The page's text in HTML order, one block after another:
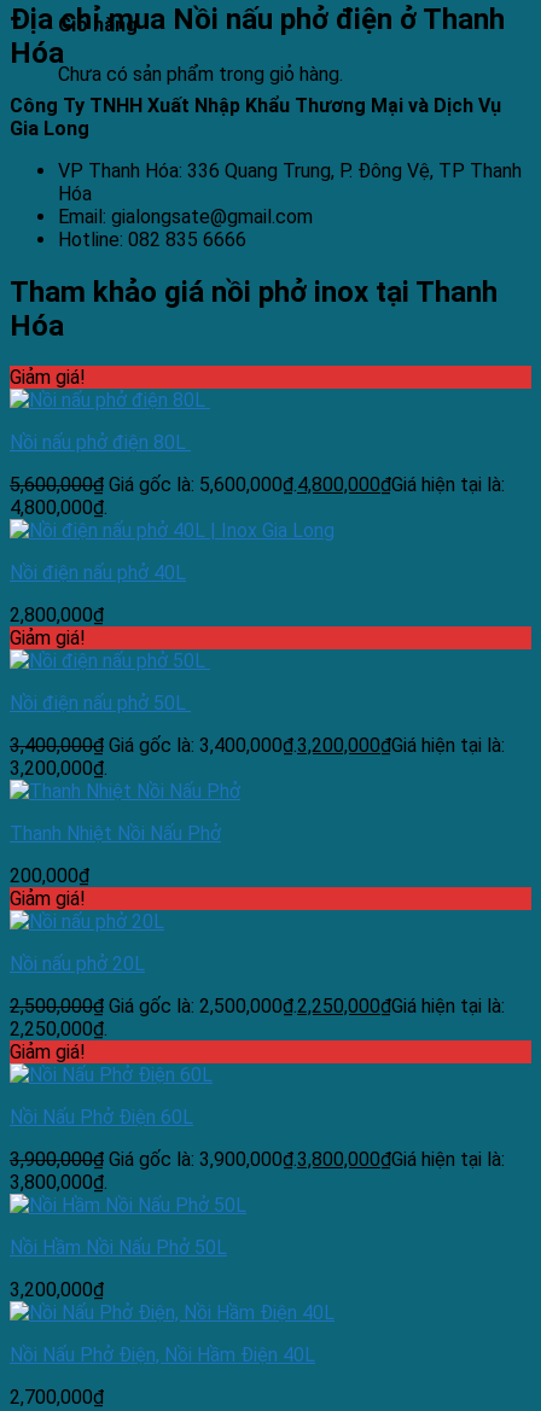
Giỏ hàng
Chưa có sản phẩm trong giỏ hàng.
Địa chỉ mua Nồi nấu phở điện ở Thanh
Hóa
Công Ty TNHH Xuất Nhập Khẩu Thương Mại và Dịch Vụ
Gia Long
VP Thanh Hóa: 336 Quang Trung, P. Đông Vệ, TP Thanh
Hóa
Email: gialongsate@gmail.com
Hotline: 082 835 6666
Tham khảo giá nồi phở inox tại Thanh
Hóa
Giảm giá!
Nồi nấu phở điện 80L
5,600,000₫ Giá gốc là: 5,600,000₫.4,800,000₫Giá hiện tại là:
4,800,000₫.
Nồi điện nấu phở 40L
2,800,000₫
Giảm giá!
Nồi điện nấu phở 50L
3,400,000₫ Giá gốc là: 3,400,000₫.3,200,000₫Giá hiện tại là:
3,200,000₫.
Thanh Nhiệt Nồi Nấu Phở
200,000₫
Giảm giá!
Nồi nấu phở 20L
2,500,000₫ Giá gốc là: 2,500,000₫.2,250,000₫Giá hiện tại là:
2,250,000₫.
Giảm giá!
Nồi Nấu Phở Điện 60L
3,900,000₫ Giá gốc là: 3,900,000₫.3,800,000₫Giá hiện tại là:
3,800,000₫.
Nồi Hầm Nồi Nấu Phở 50L
3,200,000₫
Nồi Nấu Phở Điện, Nồi Hầm Điện 40L
2,700,000₫